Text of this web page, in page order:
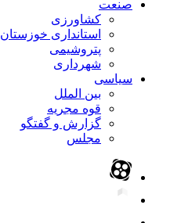
صنعت
کشاورزی
استانداری خوزستان
پتروشیمی
شهرداری
سیاسی
بین الملل
قوه مجریه
گزارش و گفتگو
مجلس